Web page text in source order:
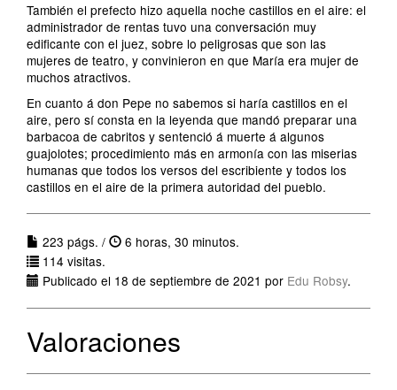
También el prefecto hizo aquella noche castillos en el aire: el
administrador de rentas tuvo una conversación muy
edificante con el juez, sobre lo peligrosas que son las
mujeres de teatro, y convinieron en que María era mujer de
muchos atractivos.
En cuanto á don Pepe no sabemos si haría castillos en el
aire, pero sí consta en la leyenda que mandó preparar una
barbacoa de cabritos y sentenció á muerte á algunos
guajolotes; procedimiento más en armonía con las miserias
humanas que todos los versos del escribiente y todos los
castillos en el aire de la primera autoridad del pueblo.
223 págs. /
6 horas, 30 minutos.
114 visitas.
Publicado el 18 de septiembre de 2021 por Edu Robsy.
Valoraciones